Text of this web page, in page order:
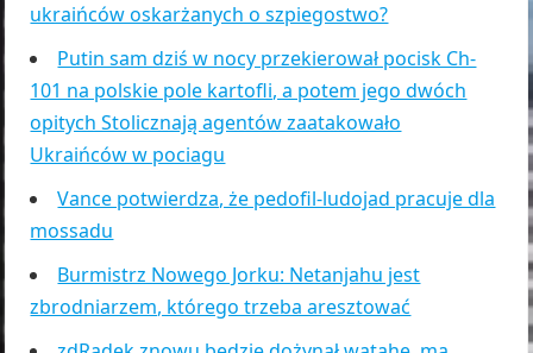
ukraińców oskarżanych o szpiegostwo?
Putin sam dziś w nocy przekierował pocisk Ch-
101 na polskie pole kartofli, a potem jego dwóch
opitych Stolicznają agentów zaatakowało
Ukraińców w pociagu
Vance potwierdza, że pedofil-ludojad pracuje dla
mossadu
Burmistrz Nowego Jorku: Netanjahu jest
zbrodniarzem, którego trzeba aresztować